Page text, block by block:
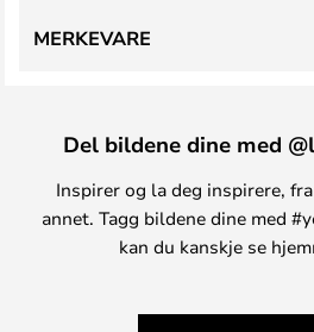
MERKEVARE
Del bildene dine med
Inspirer og la deg inspirere,
annet. Tagg bildene dine med
kan du kanskje se